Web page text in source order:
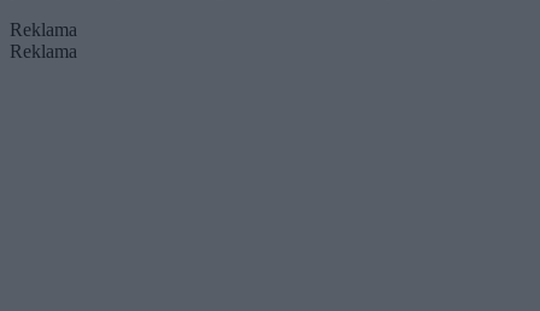
Reklama
Reklama